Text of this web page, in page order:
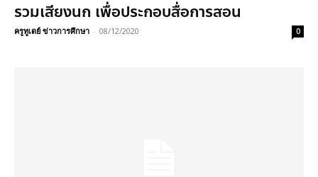
รวมเสียงนก เพื่อประกอบสื่อการสอน
ครูทูเดย์ ข่าวการศึกษา - 08/12/2020 0